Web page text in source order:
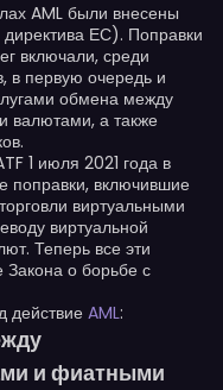
AML были внесены
ЕС). Поправки
включали, среди
в первую очередь и
обмена между
валютами, а также
1 июля 2021 года в
поправки, включившие
виртуальными
виртуальной
Теперь все эти
Закона о борьбе с
действие AML:
и фиатными